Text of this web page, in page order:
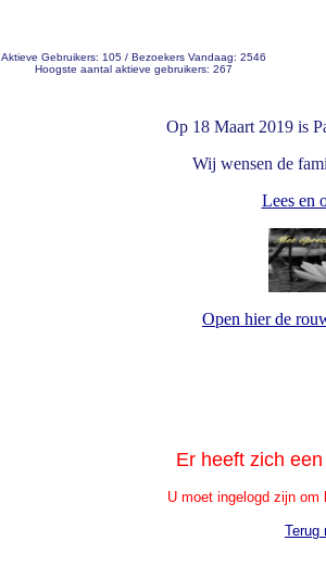
Aktieve Gebruikers: 105 / Bezoekers Vandaag: 2546
Hoogste aantal aktieve gebruikers: 267
Op 18 Maart 2019 is
Wij wensen de
Lees en
Open hier de
Er heeft zich
U moet ingelogd zijn om
Terug